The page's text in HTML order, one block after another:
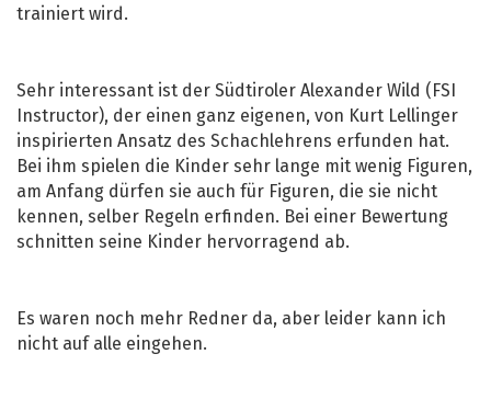
trainiert wird.
Sehr interessant ist der Südtiroler Alexander Wild (FSI
Instructor), der einen ganz eigenen, von Kurt Lellinger
inspirierten Ansatz des Schachlehrens erfunden hat.
Bei ihm spielen die Kinder sehr lange mit wenig Figuren,
am Anfang dürfen sie auch für Figuren, die sie nicht
kennen, selber Regeln erfinden. Bei einer Bewertung
schnitten seine Kinder hervorragend ab.
Es waren noch mehr Redner da, aber leider kann ich
nicht auf alle eingehen.